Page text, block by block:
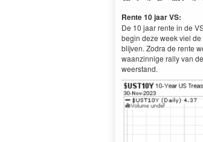
Rente 10 jaar VS:
De 10 jaar rente in de
begin deze week viel
blijven. Zodra de rente
waanzinnige rally van
weerstand.